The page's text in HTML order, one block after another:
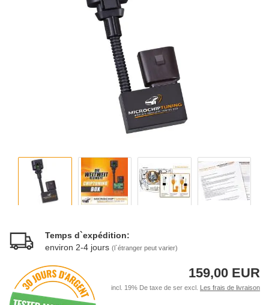
Temps d`expédition:
environ 2-4 jours (l`étranger peut varier)
159,00 EUR
incl. 19% De taxe de ser excl. Les frais de livraison